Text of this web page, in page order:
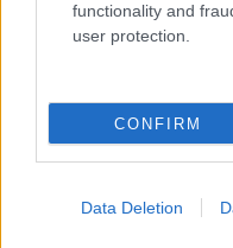
functionality and
user protection.
CONFIRM
Data Deletion